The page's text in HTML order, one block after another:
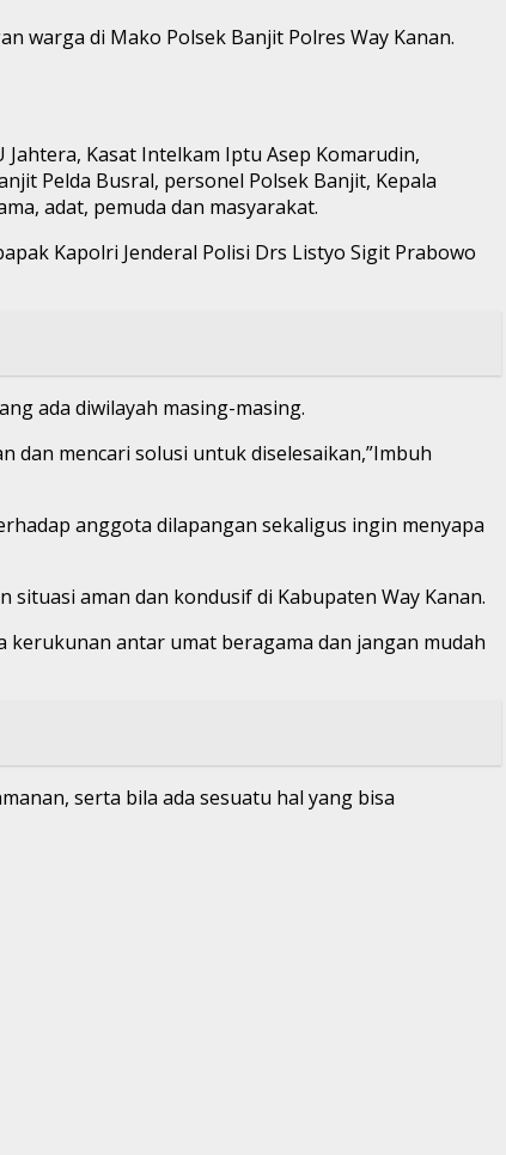
di Mako Polsek Banjit Polres Way Kanan.
Kasat Intelkam Iptu Asep Komarudin,
Pelda Busral, personel Polsek Banjit, Kepala
adat, pemuda dan masyarakat.
Kapolri Jenderal Polisi Drs Listyo Sigit Prabowo
ada diwilayah masing-masing.
dan mencari solusi untuk diselesaikan,”Imbuh
anggota dilapangan sekaligus ingin menyapa
aman dan kondusif di Kabupaten Way Kanan.
kerukunan antar umat beragama dan jangan mudah
serta bila ada sesuatu hal yang bisa